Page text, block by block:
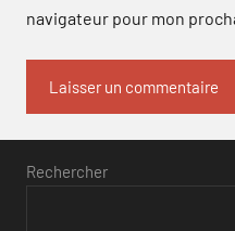
navigateur pour mon
Rechercher